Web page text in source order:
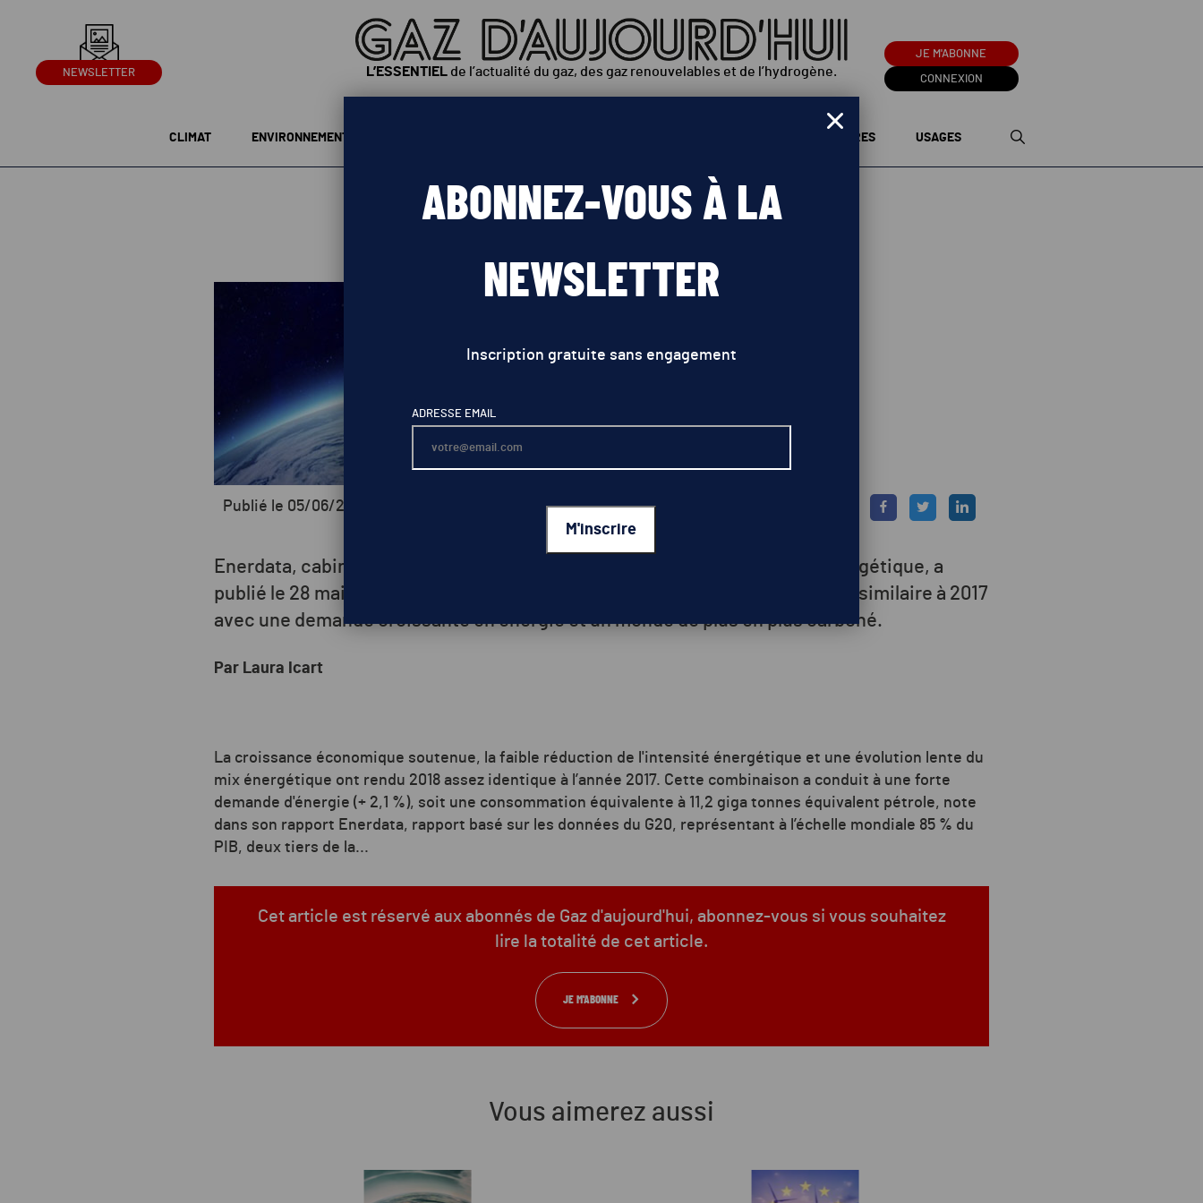
NEWSLETTER L’ESSENTIEL de l’actualité du gaz, des gaz renouvelables et de l’hydrogène.
JE M'ABONNE
CONNEXION
CLIMAT ENVIRONNEMENT TERRITOIRES USAGES
Le monde a soif d’énergie
Publié le 05/06/2019 Temps de lecture : 4 min
Enerdata, cabinet de conseil spécialisé dans l’analyse et la prospective énergétique, a
publié le 28 mai dernier son bilan annuel pour l’année 2018. Une année assez similaire à 2017
avec une demande croissante en énergie et un monde de plus en plus carboné.
Par Laura Icart
La croissance économique soutenue, la faible réduction de l'intensité énergétique et une évolution lente du
mix énergétique ont rendu 2018 assez identique à l’année 2017. Cette combinaison a conduit à une forte
demande d'énergie (+ 2,1 %), soit une consommation équivalente à 11,2 giga tonnes équivalent pétrole, note
dans son rapport Enerdata, rapport basé sur les données du G20, représentant à l’échelle mondiale 85 % du
PIB, deux tiers de la...
Cet article est réservé aux abonnés de Gaz d'aujourd'hui, abonnez-vous si vous souhaitez
lire la totalité de cet article.
JE M'ABONNE
Vous aimerez aussi
ABONNEZ-VOUS À LA
NEWSLETTER
Inscription gratuite sans engagement
ADRESSE EMAIL